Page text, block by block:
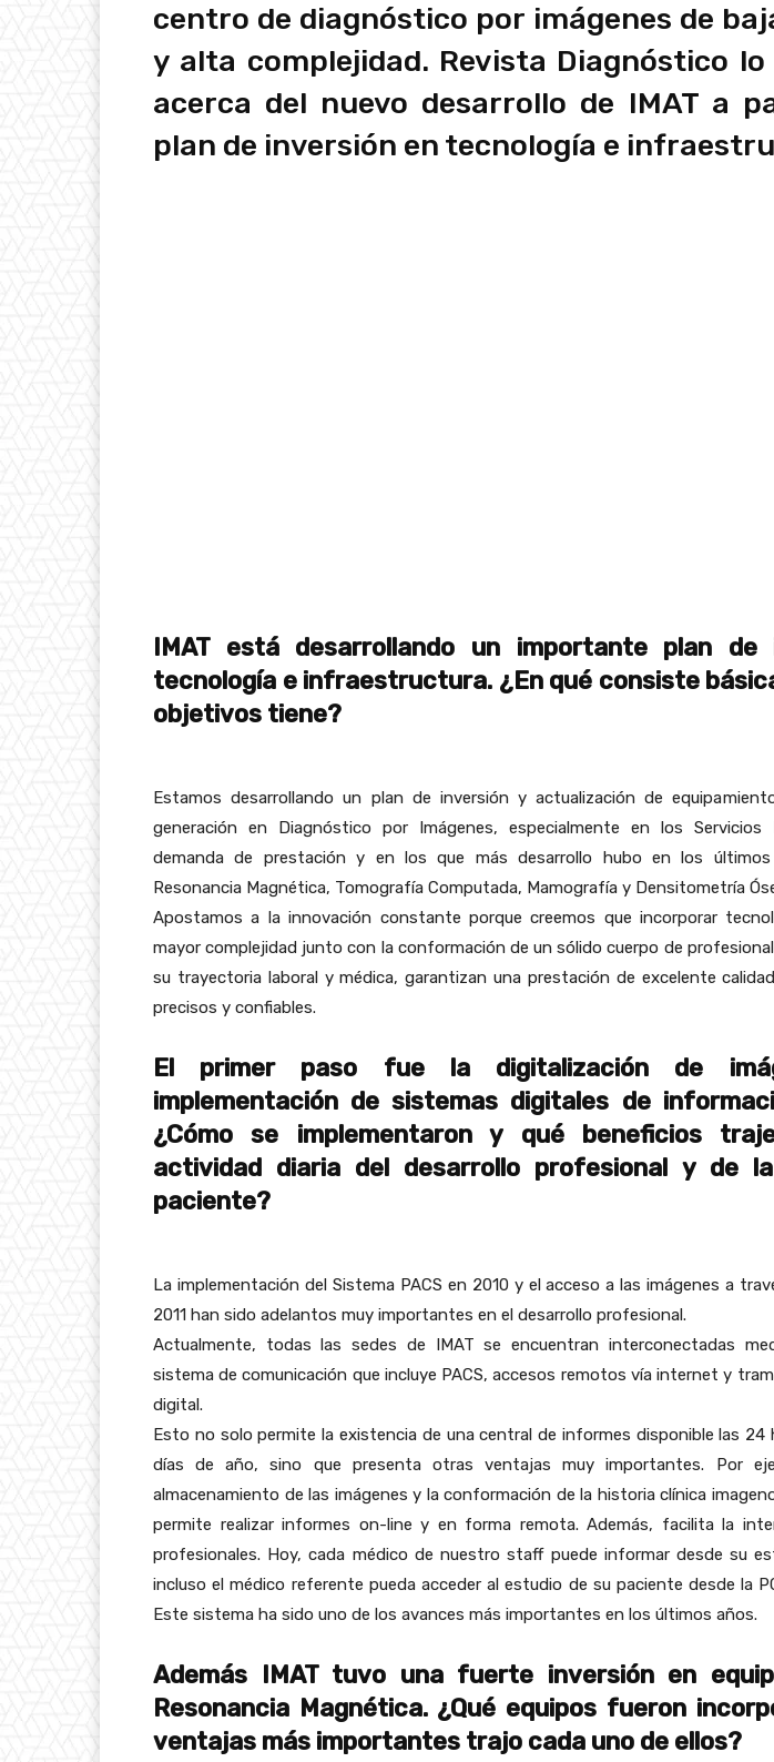
centro de diagnóstico por imágenes de
y alta complejidad. Revista Diagnóstico
acerca del nuevo desarrollo de IMAT a
plan de inversión en tecnología e
IMAT está desarrollando un importante plan de
tecnología e infraestructura. ¿En qué consiste
objetivos tiene?
Estamos desarrollando un plan de inversión y actualización de
generación en Diagnóstico por Imágenes, especialmente en los Servicios
demanda de prestación y en los que más desarrollo hubo en los
Resonancia Magnética, Tomografía Computada, Mamografía y Densitometría
Apostamos a la innovación constante porque creemos que incorporar
mayor complejidad junto con la conformación de un sólido cuerpo de
su trayectoria laboral y médica, garantizan una prestación de excelente
precisos y confiables.
El primer paso fue la digitalización de
implementación de sistemas digitales de
¿Cómo se implementaron y qué beneficios
actividad diaria del desarrollo profesional y de
paciente?
La implementación del Sistema PACS en 2010 y el acceso a las imágenes a
2011 han sido adelantos muy importantes en el desarrollo profesional.
Actualmente, todas las sedes de IMAT se encuentran interconectadas
sistema de comunicación que incluye PACS, accesos remotos vía internet y
digital.
Esto no solo permite la existencia de una central de informes disponible las 24
días de año, sino que presenta otras ventajas muy importantes. Por
almacenamiento de las imágenes y la conformación de la historia clínica
permite realizar informes on-line y en forma remota. Además, facilita la
profesionales. Hoy, cada médico de nuestro staff puede informar desde su
incluso el médico referente pueda acceder al estudio de su paciente desde la
Este sistema ha sido uno de los avances más importantes en los últimos años.
Además IMAT tuvo una fuerte inversión en
Resonancia Magnética. ¿Qué equipos fueron
ventajas más importantes trajo cada uno de ellos?